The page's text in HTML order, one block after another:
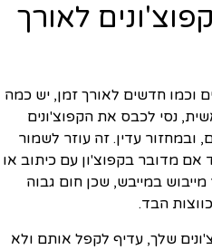
לאורך
וכמו חדשים לאורך זמן, יש כמה
נסי לכבס את הקפוצ'ונים
ובמחזור עדין. זה עוזר לשמור
אם מדובר בקפוצ'ון עם כיתוב או
במייבש, שכן חום גבוה
הבד.
שלך, עדיף לקפל אותם ולא